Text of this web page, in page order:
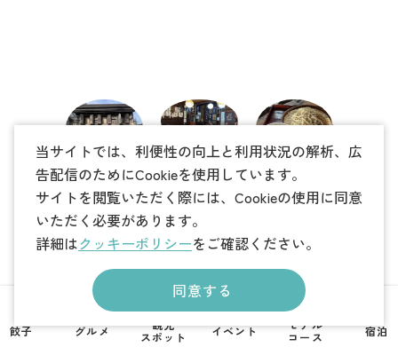
県庁にほど近い、静かな路地裏に佇む手打ち蕎麦のお
店。元々は肥料を保管し、地域の農業と暮らしを支え
てきたこの石蔵は、街の喧騒を忘れさせる静寂な空気
を纏っています。
この店の真骨頂は、蕎麦の実の殻剥きから製粉までを
店内で行い、さらに「打ちたて・茹でたて」という、
餃子 グルメ
観光
スポット
イベント
モデル
コース
宿泊
当サイトでは、利便性の向上と利用状況の解析、広
告配信のためにCookieを使用しています。
サイトを閲覧いただく際には、Cookieの使用に同意
いただく必要があります。
詳細はクッキーポリシーをご確認ください。
同意する